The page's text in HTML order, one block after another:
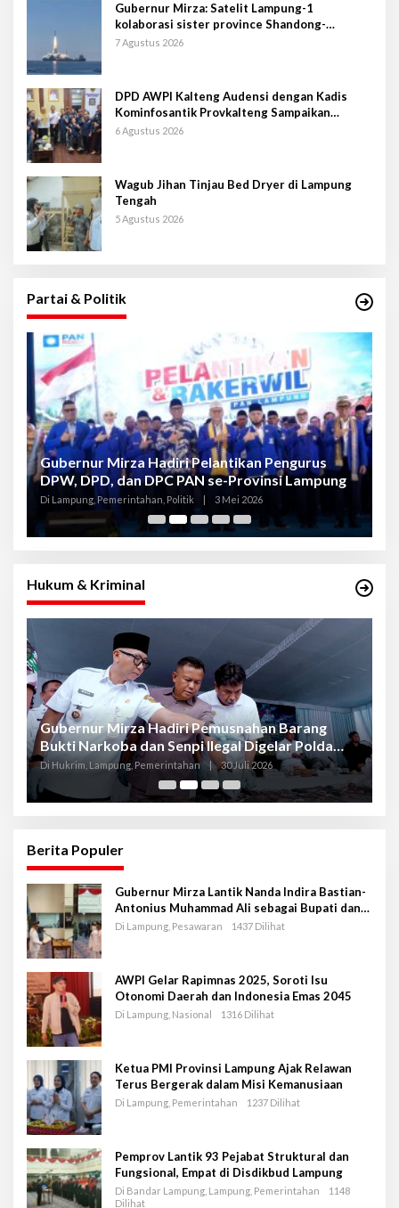
Gubernur Mirza: Satelit Lampung-1
kolaborasi sister province Shandong-
Lampung
7 Agustus 2026
DPD AWPI Kalteng Audensi dengan Kadis
Kominfosantik Provkalteng Sampaikan
Rencana Kongnas II AWPI se-Indonesia
6 Agustus 2026
Wagub Jihan Tinjau Bed Dryer di Lampung
Tengah
5 Agustus 2026
Partai & Politik
Gubernur Mirza Hadiri Pelantikan Pengurus
DPW, DPD, dan DPC PAN se-Provinsi Lampung
Di Lampung, Pemerintahan, Politik 3 Mei 2026
Hukum & Kriminal
Gubernur Mirza Hadiri Pemusnahan Barang
Bukti Narkoba dan Senpi Ilegal Digelar Polda
Lampung
Di Hukrim, Lampung, Pemerintahan 30 Juli 2026
Berita Populer
Gubernur Mirza Lantik Nanda Indira Bastian-
Antonius Muhammad Ali sebagai Bupati dan
Wakil Bupati Pesawaran Periode 2025-2030
Di Lampung, Pesawaran 1437 Dilihat
AWPI Gelar Rapimnas 2025, Soroti Isu
Otonomi Daerah dan Indonesia Emas 2045
Di Lampung, Nasional 1316 Dilihat
Ketua PMI Provinsi Lampung Ajak Relawan
Terus Bergerak dalam Misi Kemanusiaan
Di Lampung, Pemerintahan 1237 Dilihat
Pemprov Lantik 93 Pejabat Struktural dan
Fungsional, Empat di Disdikbud Lampung
Di Bandar Lampung, Lampung, Pemerintahan
1148
Dilihat